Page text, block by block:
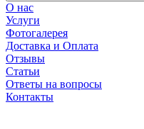
О нас
Услуги
Фотогалерея
Доставка и Оплата
Отзывы
Статьи
Ответы на вопросы
Контакты